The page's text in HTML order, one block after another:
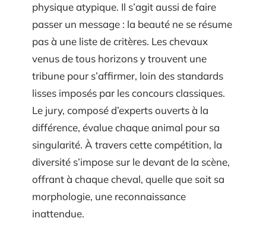
physique atypique. Il s’agit aussi de faire
passer un message : la beauté ne se résume
pas à une liste de critères. Les chevaux
venus de tous horizons y trouvent une
tribune pour s’affirmer, loin des standards
lisses imposés par les concours classiques.
Le jury, composé d’experts ouverts à la
différence, évalue chaque animal pour sa
singularité. À travers cette compétition, la
diversité s’impose sur le devant de la scène,
offrant à chaque cheval, quelle que soit sa
morphologie, une reconnaissance
inattendue.